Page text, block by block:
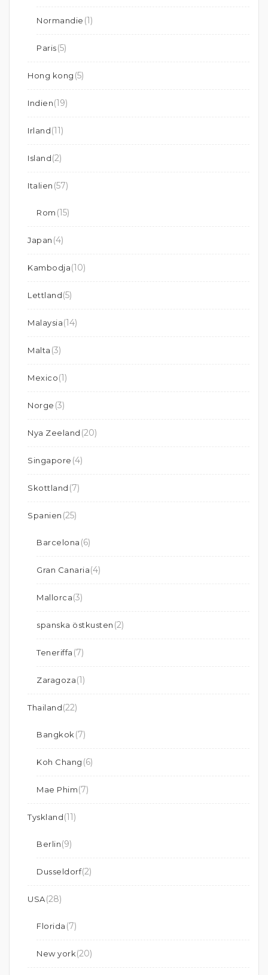
Normandie (1)
Paris(5)
Hong kong (5)
Indien(19)
Irland(11)
Island(2)
Italien (57)
Rom (15)
Japan (4)
Kambodja(10)
Lettland(5)
Malaysia(14)
Malta (3)
Mexico(1)
Norge (3)
Nya Zeeland (20)
Singapore (4)
Skottland (7)
Spanien (25)
Barcelona (6)
Gran Canaria(4)
Mallorca(3)
spanska östkusten (2)
Teneriffa (7)
Zaragoza(1)
Thailand(22)
Bangkok (7)
Koh Chang (6)
Mae Phim(7)
Tyskland(11)
Berlin(9)
Dusseldorf(2)
USA(28)
Florida (7)
New york(20)